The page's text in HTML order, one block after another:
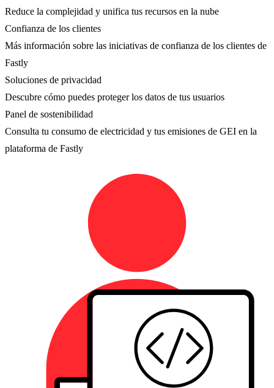
Reduce la complejidad y unifica tus recursos en la nube
Confianza de los clientes
Más información sobre las iniciativas de confianza de los clientes de
Fastly
Soluciones de privacidad
Descubre cómo puedes proteger los datos de tus usuarios
Panel de sostenibilidad
Consulta tu consumo de electricidad y tus emisiones de GEI en la
plataforma de Fastly